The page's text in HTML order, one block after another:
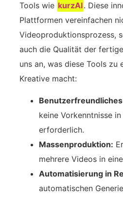
Tools wie kurzAI. Diese
Plattformen vereinfachen
Videoproduktionsprozess,
auch die Qualität der
uns an, was diese Tools zu
Kreative macht:
keine Vorkenntnisse
erforderlich.
Massenproduktion:
mehrere Videos in
Automatisierung in
automatischen